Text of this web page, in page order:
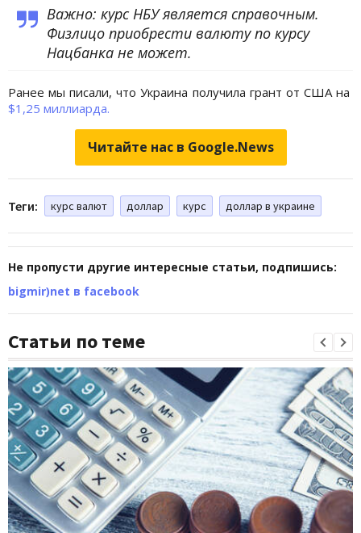
Важно: курс НБУ является справочным.
Физлицо приобрести валюту по курсу
Нацбанка не может.
Ранее мы писали, что Украина получила грант от США на
$1,25 миллиарда.
Читайте нас в Google.News
Теги: курс валют доллар курс доллар в украине
Не пропусти другие интересные статьи, подпишись:
bigmir)net в facebook
Статьи по теме